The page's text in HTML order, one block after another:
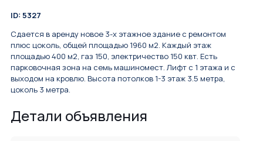
ID: 5327
Сдается в аренду новое 3-х этажное здание с ремонтом
плюс цоколь, общей площадью 1960 м2. Каждый этаж
площадью 400 м2, газ 150, электричество 150 квт. Есть
парковочная зона на семь машиномест. Лифт с 1 этажа и с
выходом на кровлю. Высота потолков 1-3 этаж 3.5 метра,
цоколь 3 метра.
Детали объявления